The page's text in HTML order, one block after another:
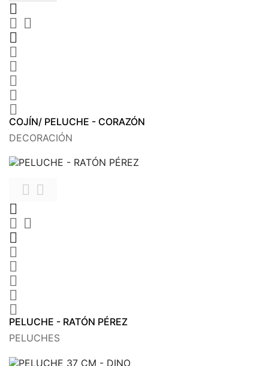

 






COJÍN/ PELUCHE - CORAZÓN
DECORACIÓN











PELUCHE - RATÓN PÉREZ
PELUCHES